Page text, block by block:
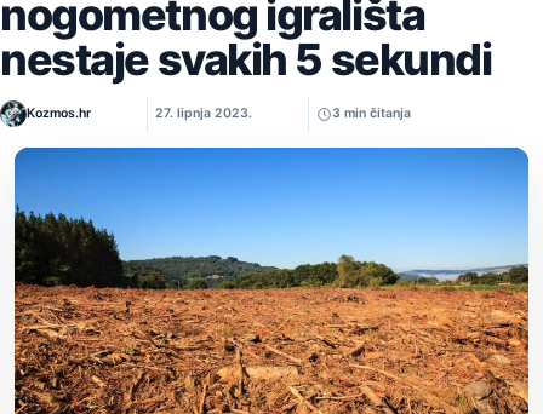
nogometnog igrališta
nestaje svakih 5 sekundi
Kozmos.hr 27. lipnja 2023. 3 min čitanja